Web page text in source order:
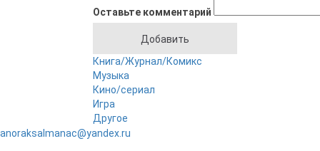
Оставьте комментарий
Книга/Журнал/Комикс
Музыка
Кино/сериал
Игра
Другое
anoraksalmanac@yandex.ru